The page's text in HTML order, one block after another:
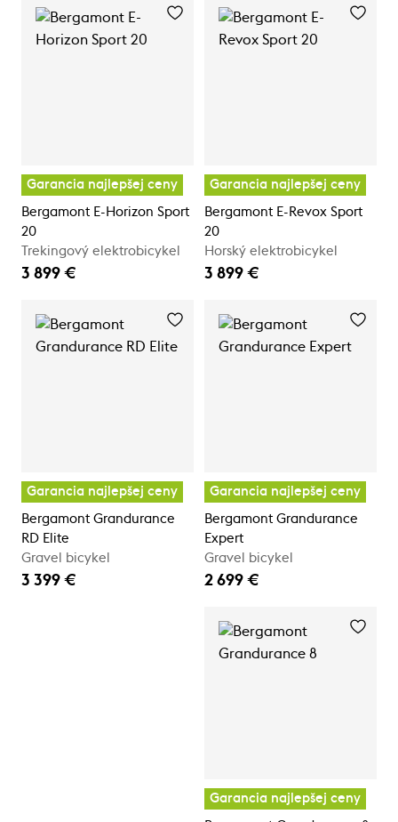
Garancia najlepšej ceny
Bergamont E-Horizon Sport
20
Trekingový elektrobicykel
3 899 €
Garancia najlepšej ceny
Bergamont E-Revox Sport
20
Horský elektrobicykel
3 899 €
Garancia najlepšej ceny
Bergamont Grandurance
RD Elite
Gravel bicykel
3 399 €
Garancia najlepšej ceny
Bergamont Grandurance
Expert
Gravel bicykel
2 699 €
Garancia najlepšej ceny